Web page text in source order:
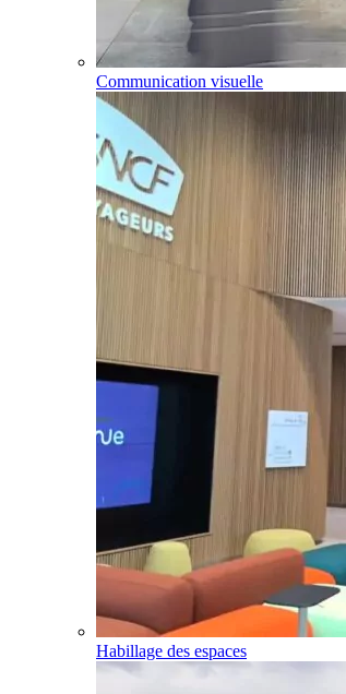
Communication visuelle
Habillage des espaces